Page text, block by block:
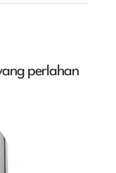
perlahan